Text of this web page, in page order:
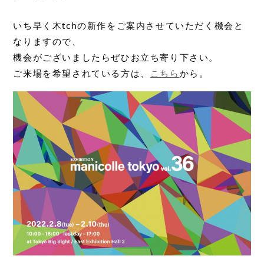
いち早く木tchの新作をご案内させていただく機会と
なりますので、
機会がございましたらぜひお立ち寄り下さい。
ご来場を希望されている方は、
こちら から。